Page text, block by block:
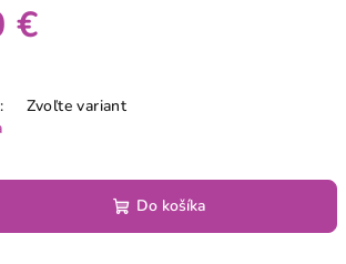
€
Zvoľte variant
Do košíka